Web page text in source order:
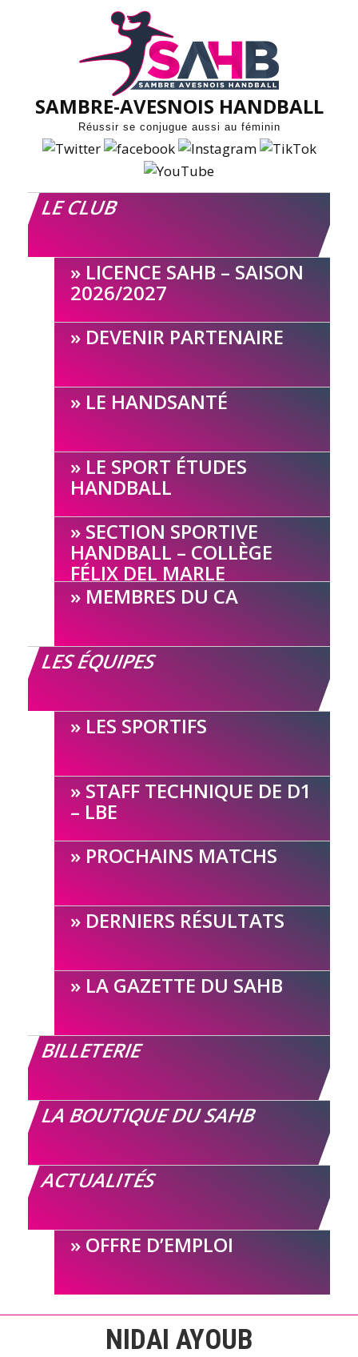
SAMBRE-AVESNOIS HANDBALL
Réussir se conjugue aussi au féminin
LE CLUB
LICENCE SAHB – SAISON
2026/2027
DEVENIR PARTENAIRE
LE HANDSANTÉ
LE SPORT ÉTUDES
HANDBALL
SECTION SPORTIVE
HANDBALL – COLLÈGE
FÉLIX DEL MARLE
MEMBRES DU CA
LES ÉQUIPES
LES SPORTIFS
STAFF TECHNIQUE DE D1
– LBE
PROCHAINS MATCHS
DERNIERS RÉSULTATS
LA GAZETTE DU SAHB
BILLETERIE
LA BOUTIQUE DU SAHB
ACTUALITÉS
OFFRE D’EMPLOI
NIDAI AYOUB